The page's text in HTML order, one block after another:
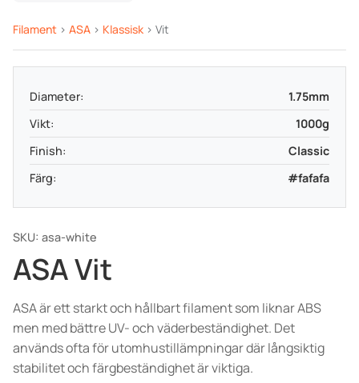
Filament > ASA > Klassisk > Vit
SKU: asa-white
ASA Vit
ASA är ett starkt och hållbart filament som liknar ABS
men med bättre UV- och väderbeständighet. Det
används ofta för utomhustillämpningar där långsiktig
stabilitet och färgbeständighet är viktiga.
Diameter:
1.75mm
Vikt:
1000g
Finish:
Classic
Färg:
#fafafa